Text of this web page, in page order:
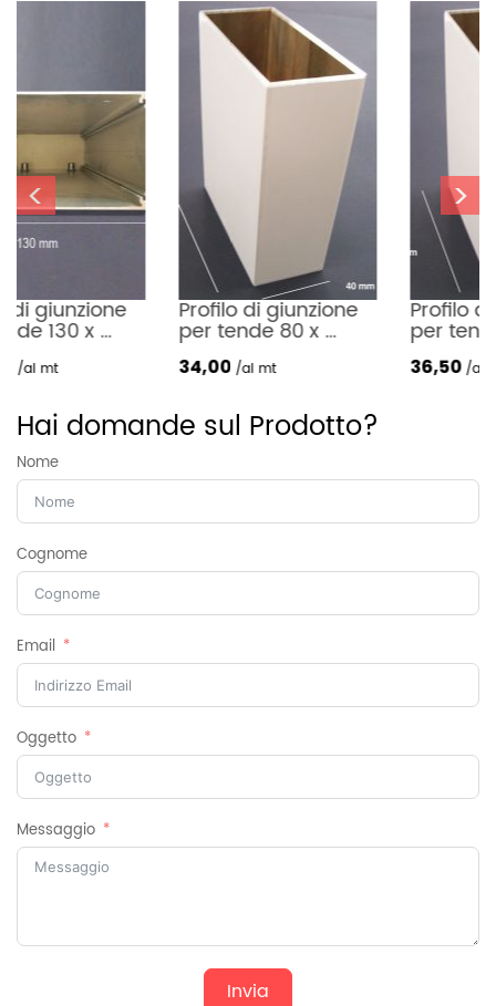
<
Profilo di giunzione
per tende 80 x
34,00
Profilo di giunzione
per tende 100 x
36,50
>
Hai domande sul Prodotto?
Nome
Cognome
Email
Oggetto
Messaggio
Invia